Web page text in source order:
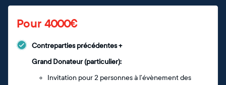
Pour 4000€
Contreparties précédentes +
Grand Donateur (particulier):
Invitation pour 2 personnes à l’évènement des